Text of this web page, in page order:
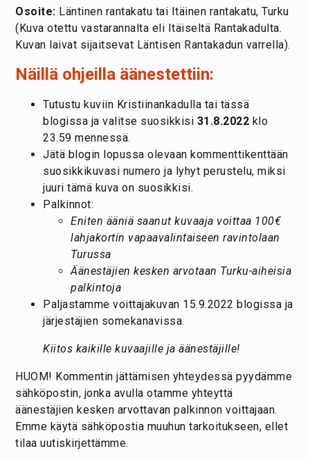
Osoite: Läntinen rantakatu tai Itäinen rantakatu, Turku
(Kuva otettu vastarannalta eli Itäiseltä Rantakadulta.
Kuvan laivat sijaitsevat Läntisen Rantakadun varrella).
Näillä ohjeilla äänestettiin:
Tutustu kuviin Kristiinankadulla tai tässä
blogissa ja valitse suosikkisi 31.8.2022 klo
23.59 mennessä.
Jätä blogin lopussa olevaan kommenttikenttään
suosikkikuvasi numero ja lyhyt perustelu, miksi
juuri tämä kuva on suosikkisi.
Palkinnot:
Eniten ääniä saanut kuvaaja voittaa 100€
lahjakortin vapaavalintaiseen ravintolaan
Turussa
Äänestäjien kesken arvotaan Turku-aiheisia
palkintoja
Paljastamme voittajakuvan 15.9.2022 blogissa ja
järjestäjien somekanavissa.
Kiitos kaikille kuvaajille ja äänestäjille!
HUOM! Kommentin jättämisen yhteydessä pyydämme
sähköpostin, jonka avulla otamme yhteyttä
äänestäjien kesken arvottavan palkinnon voittajaan.
Emme käytä sähköpostia muuhun tarkoitukseen, ellet
tilaa uutiskirjettämme.